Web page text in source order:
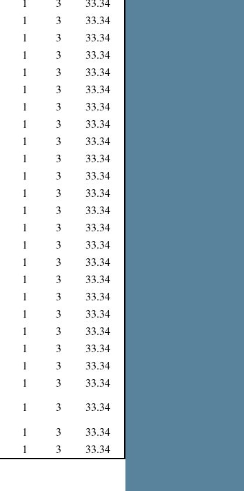
1 3
33.34
1 3
33.34
1 3
33.34
1 3
33.34
1 3
33.34
1 3
33.34
1 3
33.34
1 3
33.34
1 3
33.34
1 3
33.34
1 3
33.34
1 3
33.34
1 3
33.34
1 3
33.34
1 3
33.34
1 3
33.34
1 3
33.34
1 3
33.34
1 3
33.34
1 3
33.34
1 3
33.34
1 3
33.34
1 3
33.34
1 3
33.34
1 3 33.34